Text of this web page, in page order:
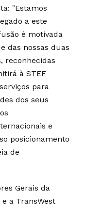
"Estamos
a este
é motivada
das nossas duas
reconhecidas
à STEF
para
dos seus
e
posicionamento
de
Gerais da
a TransWest